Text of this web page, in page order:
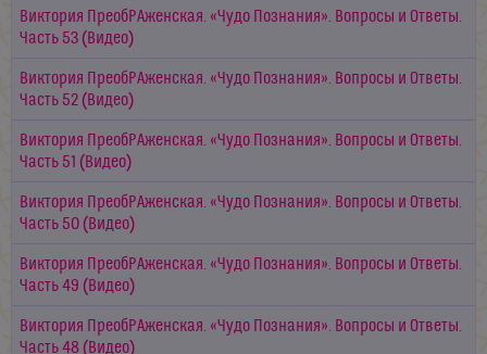
Виктория ПреобРАженская. «Чудо Познания». Вопросы и Ответы.
Часть 53 (Видео)
Виктория ПреобРАженская. «Чудо Познания». Вопросы и Ответы.
Часть 52 (Видео)
Виктория ПреобРАженская. «Чудо Познания». Вопросы и Ответы.
Часть 51 (Видео)
Виктория ПреобРАженская. «Чудо Познания». Вопросы и Ответы.
Часть 50 (Видео)
Виктория ПреобРАженская. «Чудо Познания». Вопросы и Ответы.
Часть 49 (Видео)
Виктория ПреобРАженская. «Чудо Познания». Вопросы и Ответы.
Часть 48 (Видео)